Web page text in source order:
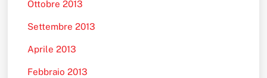
Ottobre 2013
Settembre 2013
Aprile 2013
Febbraio 2013